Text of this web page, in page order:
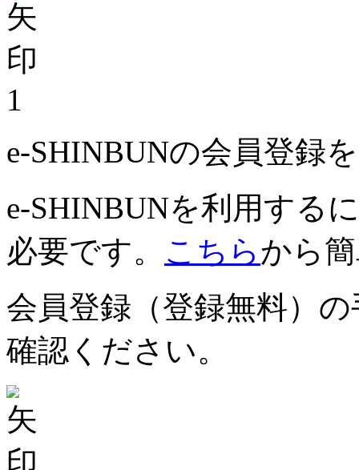
1
e-SHINBUNの会員登録
e-SHINBUNを利用する
必要です。 こちらから
会員登録（登録無料）
確認ください。